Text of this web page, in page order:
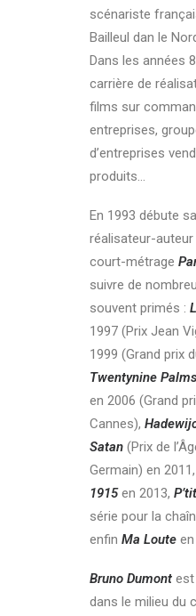
scénariste
Bailleul dan le
Dans les années
carrière de
films sur
entreprises,
d’entreprises
produits…
En 1993 débute
réalisateur-
court-métrage
suivre de
souvent primés :
1997 (Prix Jean
1999 (Grand prix
Twentynine Palms
en 2006 (Grand
Cannes),
Satan (Prix de
Germain) en 2011,
1915en 2013,
série pour la
enfin Ma Loute
Bruno Dumont est
dans le milieu du